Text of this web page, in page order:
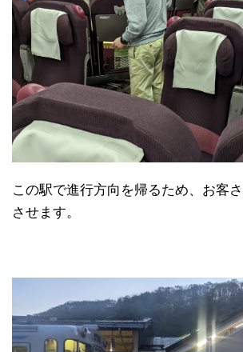
この駅で進行方向を帰るため、お客
させます。